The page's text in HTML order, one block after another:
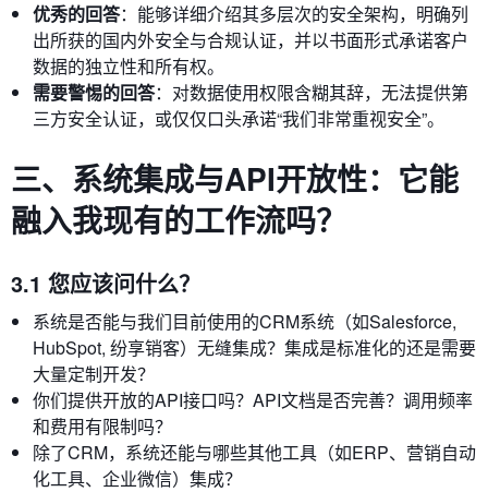
优秀的回答：能够详细介绍其多层次的安全架构，明确列
出所获的国内外安全与合规认证，并以书面形式承诺客户
数据的独立性和所有权。
需要警惕的回答：对数据使用权限含糊其辞，无法提供第
三方安全认证，或仅仅口头承诺“我们非常重视安全”。
三、系统集成与API开放性：它能
融入我现有的工作流吗？
3.1 您应该问什么？
系统是否能与我们目前使用的CRM系统（如Salesforce,
HubSpot, 纷享销客）无缝集成？集成是标准化的还是需要
大量定制开发？
你们提供开放的API接口吗？API文档是否完善？调用频率
和费用有限制吗？
除了CRM，系统还能与哪些其他工具（如ERP、营销自动
化工具、企业微信）集成？